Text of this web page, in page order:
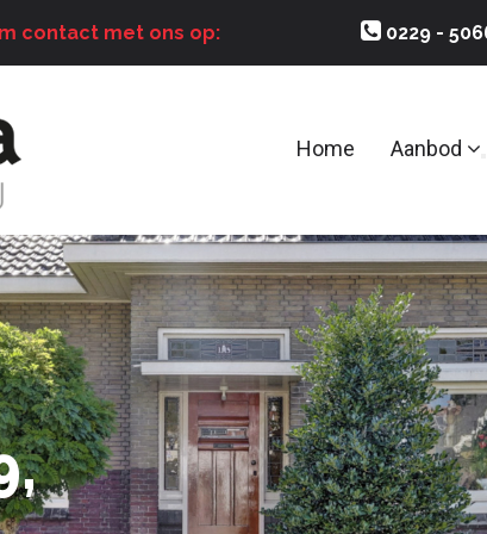
contact met ons op: 0229 -
Home Aanbod